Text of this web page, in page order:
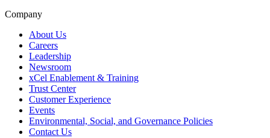
Company
About Us
Careers
Leadership
Newsroom
xCel Enablement & Training
Trust Center
Customer Experience
Events
Environmental, Social, and Governance Policies
Contact Us